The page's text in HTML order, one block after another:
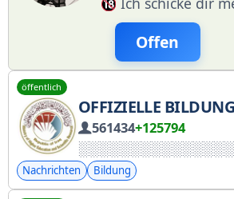
Offen
öffentlich
OFFIZIELLE
561434+125794
Nachrichten Bildung